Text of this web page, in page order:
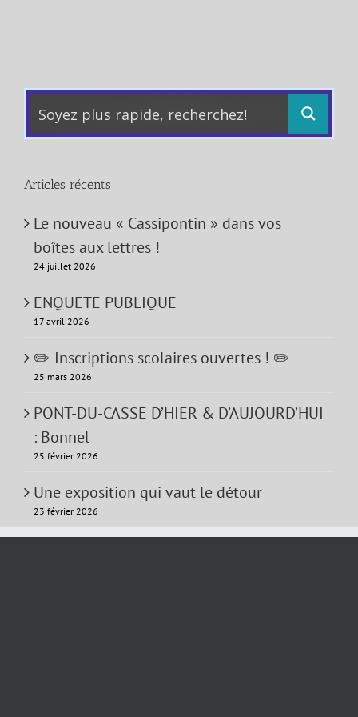
Articles récents
Le nouveau « Cassipontin » dans vos
boîtes aux lettres !
24 juillet 2026
ENQUETE PUBLIQUE
17 avril 2026
✏️ Inscriptions scolaires ouvertes ! ✏️
25 mars 2026
PONT-DU-CASSE D’HIER & D’AUJOURD’HUI
: Bonnel
25 février 2026
Une exposition qui vaut le détour
23 février 2026